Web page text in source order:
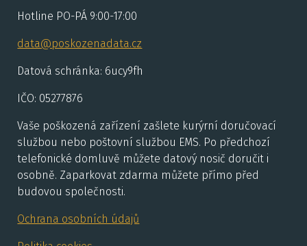
Hotline PO-PÁ 9:00-17:00
data@poskozenadata.cz
Datová schránka: 6ucy9fh
IČO: 05277876
Vaše poškozená zařízení zašlete kurýrní doručovací
službou nebo poštovní službou EMS. Po předchozí
telefonické domluvě můžete datový nosič doručit i
osobně. Zaparkovat zdarma můžete přímo před
budovou společnosti.
Ochrana osobních údajů